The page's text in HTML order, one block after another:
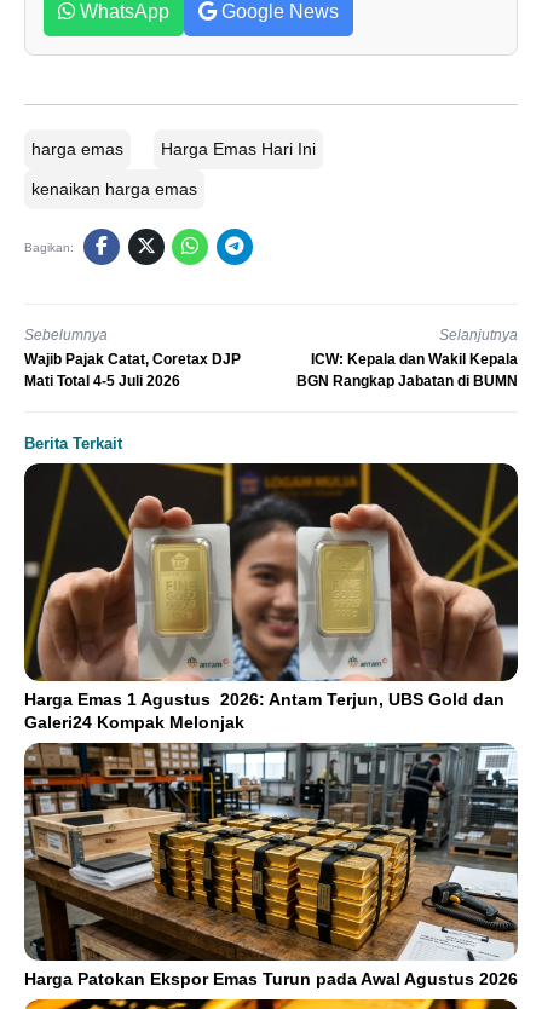
WhatsApp Google News
harga emas Harga Emas Hari Ini
kenaikan harga emas
Bagikan:
Sebelumnya
Wajib Pajak Catat, Coretax DJP
Mati Total 4-5 Juli 2026
Selanjutnya
ICW: Kepala dan Wakil Kepala
BGN Rangkap Jabatan di BUMN
Berita Terkait
Harga Emas 1 Agustus 2026: Antam Terjun, UBS Gold dan
Galeri24 Kompak Melonjak
Harga Patokan Ekspor Emas Turun pada Awal Agustus 2026